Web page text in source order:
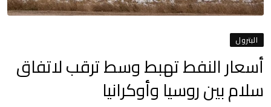
البترول
أسعار النفط تهبط وسط ترقب لاتفاق
سلام بين روسيا وأوكرانيا